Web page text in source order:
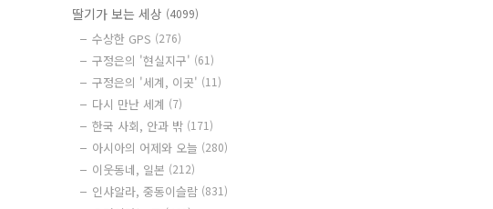
딸기가 보는 세상 (4099)
수상한 GPS (276)
구정은의 '현실지구' (61)
구정은의 '세계, 이곳' (11)
다시 만난 세계 (7)
한국 사회, 안과 밖 (171)
아시아의 어제와 오늘 (280)
이웃동네, 일본 (212)
인샤알라, 중동이슬람 (831)